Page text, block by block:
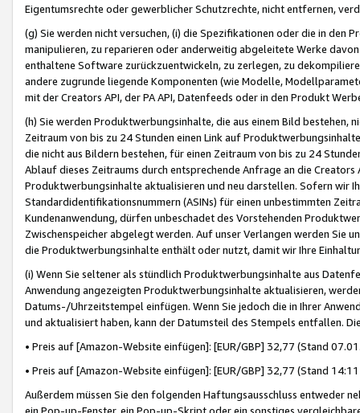
Eigentumsrechte oder gewerblicher Schutzrechte, nicht entfernen,
(g) Sie werden nicht versuchen, (i) die Spezifikationen oder die in
manipulieren, zu reparieren oder anderweitig abgeleitete Werke
enthaltene Software zurückzuentwickeln, zu zerlegen, zu
andere zugrunde liegende Komponenten (wie Modelle,
mit der Creators API, der PA API, Datenfeeds oder in den Produkt
(h) Sie werden Produktwerbungsinhalte, die aus einem Bild bestehen,
Zeitraum von bis zu 24 Stunden einen Link auf
die nicht aus Bildern bestehen, für einen Zeitraum von bis zu 24
Ablauf dieses Zeitraums durch entsprechende Anfrage an die
Produktwerbungsinhalte aktualisieren und neu darstellen. Sofern wir
Standardidentifikationsnummern (ASINs) für einen unbestimmten
Kundenanwendung, dürfen unbeschadet des Vorstehenden
Zwischenspeicher abgelegt werden. Auf unser Verlangen werden Sie
die Produktwerbungsinhalte enthält oder nutzt, damit wir Ihre
(i) Wenn Sie seltener als stündlich Produktwerbungsinhalte aus
Anwendung angezeigten Produktwerbungsinhalte aktualisieren,
Datums-/Uhrzeitstempel einfügen. Wenn Sie jedoch die in Ihrer
und aktualisiert haben, kann der Datumsteil des Stempels entfallen.
• Preis auf [Amazon-Website einfügen]: [EUR/GBP] 32,77 (Stand
• Preis auf [Amazon-Website einfügen]: [EUR/GBP] 32,77 (Stand
Außerdem müssen Sie den folgenden Haftungsausschluss entweder
ein Pop-up-Fenster, ein Pop-up-Skript oder ein sonstiges